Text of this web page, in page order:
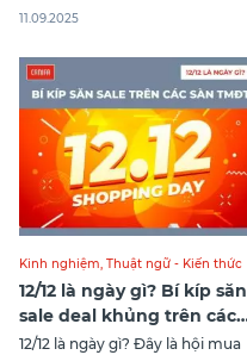
băn khoăn mỗi khi cần chụp ảnh
Trang phục không chỉ ảnh
hưởng đến tính thẩm mỹ mà
còn quyết định ảnh hồ sơ có
được chấp nhận hay không. Nếu
11.09.2025
Kinh nghiệm, Thuật ngữ - Kiến thức
12/12 là ngày gì? Bí kíp săn
sale deal khủng trên các
sàn TMĐT
12/12 là ngày gì? Đây là hội mua